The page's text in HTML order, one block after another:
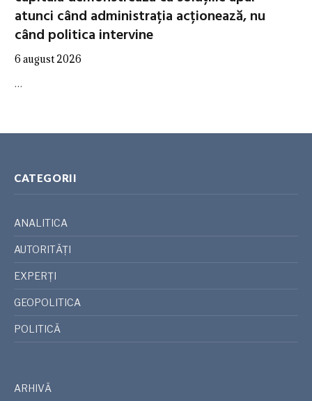
atunci când administrația acționează, nu
când politica intervine
6 august 2026
…
CATEGORII
ANALITICA
AUTORITĂȚI
EXPERȚI
GEOPOLITICA
POLITICĂ
ARHIVĂ